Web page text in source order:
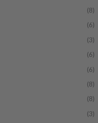
(8)
(6)
(3)
(6)
(6)
(8)
(8)
(3)